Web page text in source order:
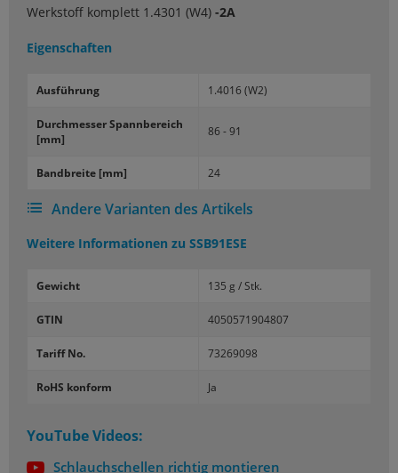
Werkstoff komplett 1.4301 (W4) -2A
Eigenschaften
Aus­füh­rung 1.4016 (W2)
Durch­mes­ser Spann­be­reich
[mm]
86 - 91
Band­brei­te [mm] 24
Andere Varianten des Artikels
Weitere Informationen zu SSB91ESE
Gewicht 135 g / Stk.
GTIN 4050571904807
Tariff No. 73269098
RoHS konform Ja
YouTube Videos:
Schlauchschellen richtig montieren